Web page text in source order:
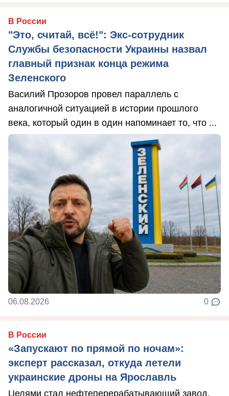
В России
"Это, считай, всё!": Экс-сотрудник
Службы безопасности Украины назвал
главный признак конца режима
Зеленского
Василий Прозоров провел параллель с
аналогичной ситуацией в истории прошлого
века, который один в один напоминает то, что ...
06.08.2026 0
В России
«Запускают по прямой по ночам»:
эксперт рассказал, откуда летели
украинские дроны на Ярославль
Целями стал нефтеперерабатывающий завод.